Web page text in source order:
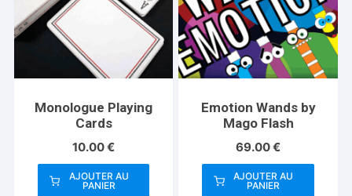
Monologue Playing
Cards
10.00€
AJOUTER AU
PANIER
Emotion Wands by
Mago Flash
69.00€
AJOUTER AU
PANIER